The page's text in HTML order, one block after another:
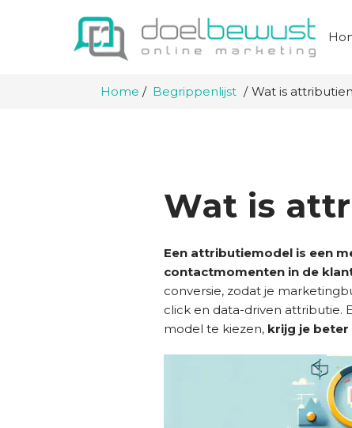
Home Begrippenlijst Wat is
Wat is
Een attributiemodel is een
contactmomenten in de
conversie, zodat je
click en data-driven attributie.
model te kiezen, krijg je beter